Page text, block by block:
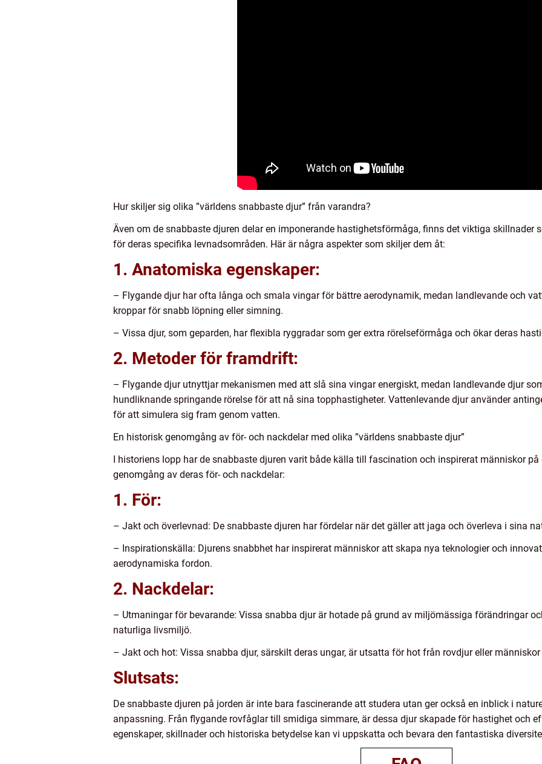
Hur skiljer sig olika ”världens snabbaste djur” från varandra?
Även om de snabbaste djuren delar en imponerande hastighetsförmåga, finns det viktiga skillnader
för deras specifika levnadsområden. Här är några aspekter som skiljer dem åt:
1. Anatomiska egenskaper:
– Flygande djur har ofta långa och smala vingar för bättre aerodynamik, medan landlevande och
kroppar för snabb löpning eller simning.
– Vissa djur, som geparden, har flexibla ryggradar som ger extra rörelseförmåga och ökar deras
2. Metoder för framdrift:
– Flygande djur utnyttjar mekanismen med att slå sina vingar energiskt, medan landlevande djur
hundliknande springande rörelse för att nå sina topphastigheter. Vattenlevande djur använder
för att simulera sig fram genom vatten.
En historisk genomgång av för- och nackdelar med olika ”världens snabbaste djur”
I historiens lopp har de snabbaste djuren varit både källa till fascination och inspirerat människor
genomgång av deras för- och nackdelar:
1. För:
– Jakt och överlevnad: De snabbaste djuren har fördelar när det gäller att jaga och överleva i sina
– Inspirationskälla: Djurens snabbhet har inspirerat människor att skapa nya teknologier och
aerodynamiska fordon.
2. Nackdelar:
– Utmaningar för bevarande: Vissa snabba djur är hotade på grund av miljömässiga förändringar
naturliga livsmiljö.
– Jakt och hot: Vissa snabba djur, särskilt deras ungar, är utsatta för hot från rovdjur eller
Slutsats:
De snabbaste djuren på jorden är inte bara fascinerande att studera utan ger också en inblick i
anpassning. Från flygande rovfåglar till smidiga simmare, är dessa djur skapade för hastighet och
egenskaper, skillnader och historiska betydelse kan vi uppskatta och bevara den fantastiska